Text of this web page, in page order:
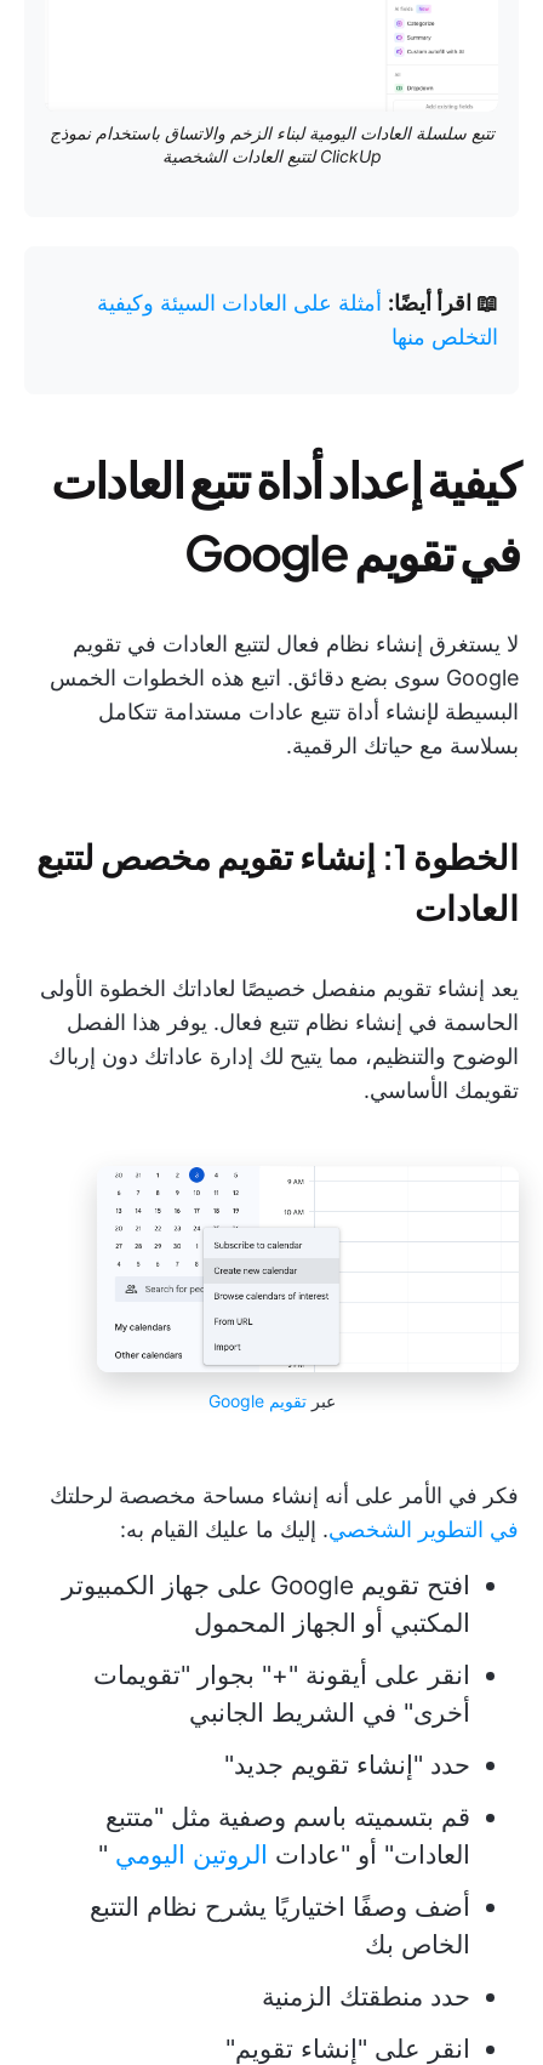
تتبع سلسلة العادات اليومية لبناء الزخم والاتساق باستخدام نموذج
ClickUp لتتبع العادات الشخصية
📖 اقرأ أيضًا: أمثلة على العادات السيئة وكيفية
التخلص منها
كيفية إعداد أداة تتبع العادات
في تقويم Google
لا يستغرق إنشاء نظام فعال لتتبع العادات في تقويم
Google سوى بضع دقائق. اتبع هذه الخطوات الخمس
البسيطة لإنشاء أداة تتبع عادات مستدامة تتكامل
بسلاسة مع حياتك الرقمية.
الخطوة 1: إنشاء تقويم مخصص لتتبع
العادات
يعد إنشاء تقويم منفصل خصيصًا لعاداتك الخطوة الأولى
الحاسمة في إنشاء نظام تتبع فعال. يوفر هذا الفصل
الوضوح والتنظيم، مما يتيح لك إدارة عاداتك دون إرباك
تقويمك الأساسي.
عبرتقويم Google
فكر في الأمر على أنه إنشاء مساحة مخصصة لرحلتك
في التطوير الشخصي. إليك ما عليك القيام به:
افتح تقويم Google على جهاز الكمبيوتر
المكتبي أو الجهاز المحمول
انقر على أيقونة "+" بجوار "تقويمات
أخرى" في الشريط الجانبي
حدد "إنشاء تقويم جديد"
قم بتسميته باسم وصفية مثل "متتبع
العادات" أو "عادات الروتين اليومي "
أضف وصفًا اختياريًا يشرح نظام التتبع
الخاص بك
حدد منطقتك الزمنية
انقر على "إنشاء تقويم"